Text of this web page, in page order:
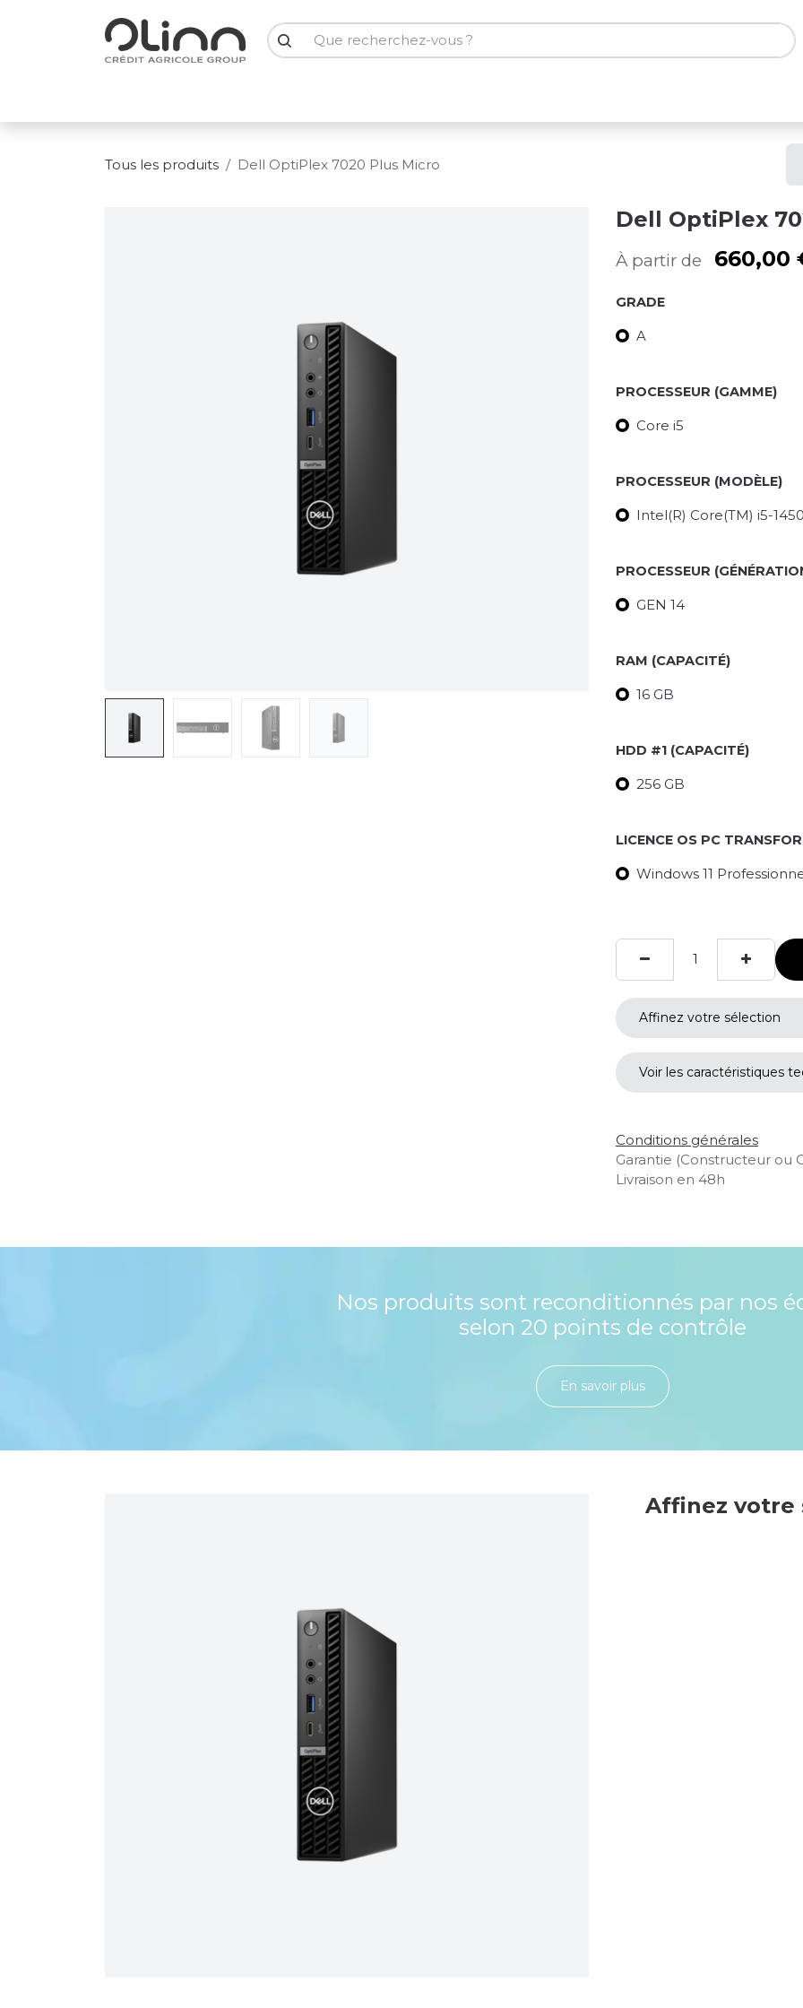
Tous les produits Dell OptiPlex 7020 Plus Micro
Dell OptiPlex
À partir de 660,00
GRADE
A
PROCESSEUR (GAMME)
Core i5
PROCESSEUR (MODÈLE)
Intel(R) Core(TM) i5-
PROCESSEUR
GEN 14
RAM (CAPACITÉ)
16 GB
HDD #1 (CAPACITÉ)
256 GB
LICENCE OS PC
Windows 11
Affinez votre sélection
Voir les caractéristiques
Conditions générales
Garantie (Constructeur ou
Livraison en 48h
Nos produits sont reconditionnés par nos
selon 20 points de contrôle
En savoir plu​​​​​​​​​​​​​​​​s
Affinez votre